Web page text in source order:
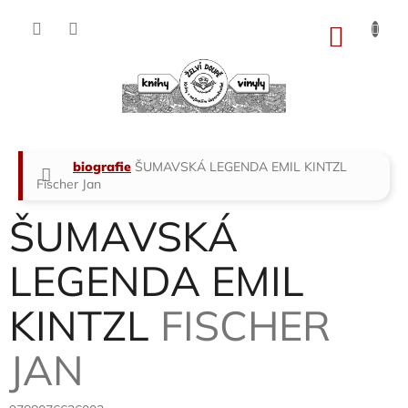
Domů
biografie ŠUMAVSKÁ LEGENDA EMIL KINTZL
Fischer Jan
ŠUMAVSKÁ
LEGENDA EMIL
KINTZL FISCHER
JAN